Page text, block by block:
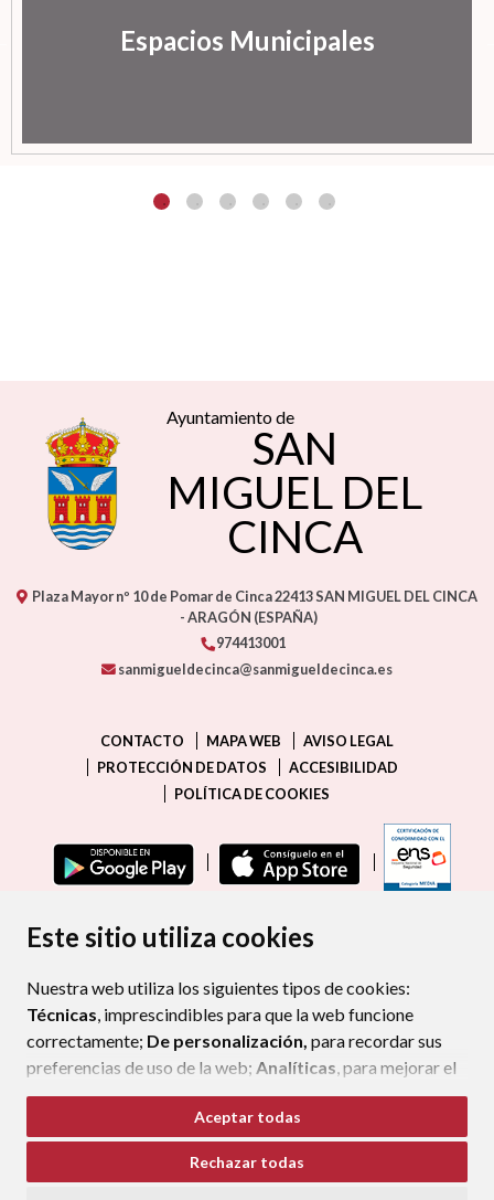
Este sitio utiliza cookies
Nuestra web utiliza los siguientes tipos de cookies:
Técnicas, imprescindibles para que la web funcione
correctamente; De personalización, para recordar sus
preferencias de uso de la web; Analíticas, para mejorar el
funcionamiento de la web y sus servicios.
Si acepta pulsando el botón“Aceptar todas”
consideramos que acepta su uso. Si pulsa el botón
Aceptar todas
Rechazar todas
Espacios Municipales
Ayuntamiento de
SAN
MIGUEL DEL
CINCA
Plaza Mayor nº 10 de Pomar de Cinca22413SAN MIGUEL DEL CINCA
- ARAGÓN (ESPAÑA)
974413001
sanmigueldecinca@sanmigueldecinca.es
CONTACTO MAPA WEB
AVISO LEGAL
PROTECCIÓN DE DATOS
ACCESIBILIDAD
POLÍTICA DE COOKIES